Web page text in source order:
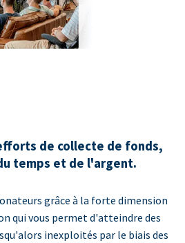
de collecte de fonds,
temps et de l'argent.
grâce à la forte dimension
qui vous permet d'atteindre des
inexploités par le biais des